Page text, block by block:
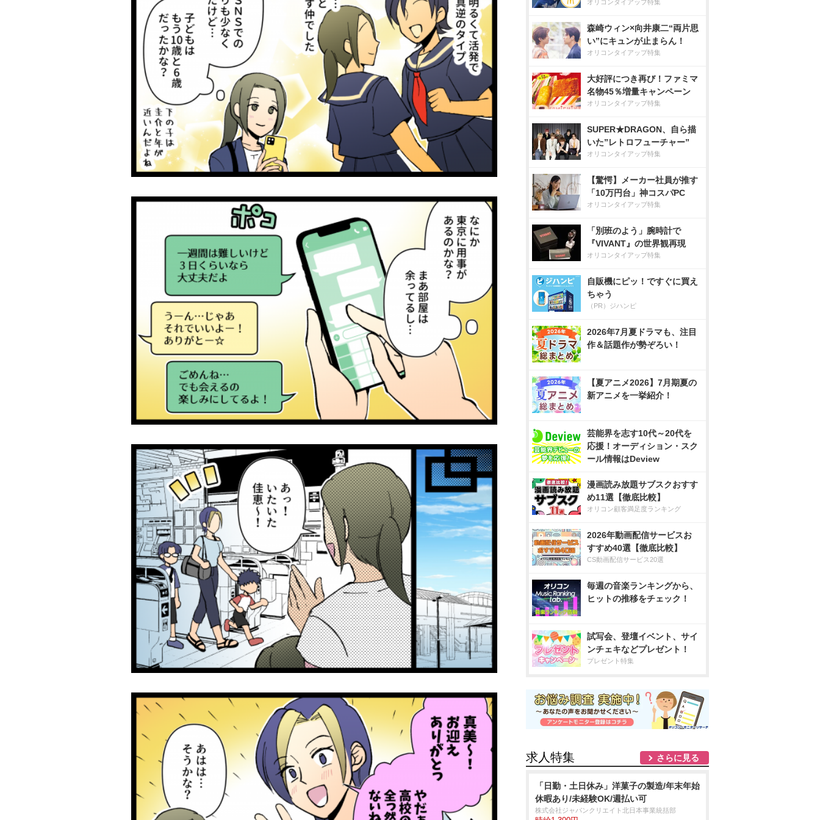
オリコンタイアップ特集
森崎ウィン×向井康二“両片思
い”にキュンが止まらん！
オリコンタイアップ特集
大好評につき再び！ファミマ
名物45％増量キャンペーン
オリコンタイアップ特集
SUPER★DRAGON、自ら描
いた”レトロフューチャー”
オリコンタイアップ特集
【驚愕】メーカー社員が推す
「10万円台」神コスパPC
オリコンタイアップ特集
「別班のよう」腕時計で
『VIVANT』の世界観再現
オリコンタイアップ特集
自販機にピッ！ですぐに買え
ちゃう
（PR）ジハンピ
2026年7月夏ドラマも、注目
作＆話題作が勢ぞろい！
【夏アニメ2026】7月期夏の
新アニメを一挙紹介！
芸能界を志す10代～20代を
応援！オーディション・スク
ール情報はDeview
漫画読み放題サブスクおすす
め11選【徹底比較】
オリコン顧客満足度ランキング
2026年動画配信サービスお
すすめ40選【徹底比較】
CS動画配信サービス20選
毎週の音楽ランキングから、
ヒットの推移をチェック！
試写会、登壇イベント、サイ
ンチェキなどプレゼント！
プレゼント特集
求人特集 さらに見る
「日勤・土日休み」洋菓子の製造/年末年始
休暇あり/未経験OK/週払い可
株式会社ジャパンクリエイト北日本事業統括部